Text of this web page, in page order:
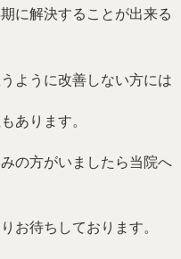
に解決することが出来る
ように改善しない方には
あります。
の方がいましたら当院へ
お待ちしております。